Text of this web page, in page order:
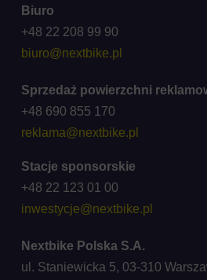
Biuro
+48 22 208 99 90
biuro@nextbike.pl
Sprzedaż powierzchni
+48 690 855 170
reklama@nextbike.pl
Stacje sponsorskie
+48 22 123 01 00
inwestycje@nextbike.pl
Nextbike Polska S.A.
ul. Staniewicka 5, 03-310